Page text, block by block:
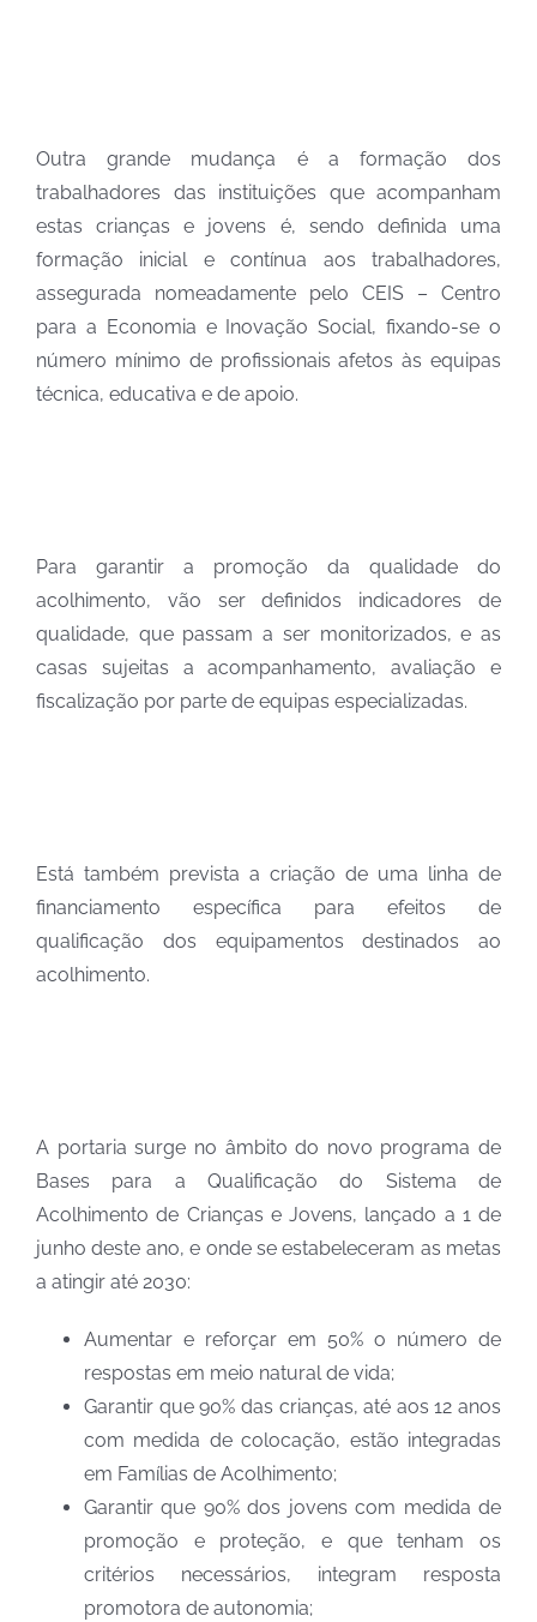
Outra grande mudança é a formação dos
trabalhadores das instituições que acompanham
estas crianças e jovens é, sendo definida uma
formação inicial e contínua aos trabalhadores,
assegurada nomeadamente pelo CEIS – Centro
para a Economia e Inovação Social, fixando-se o
número mínimo de profissionais afetos às equipas
técnica, educativa e de apoio.
Para garantir a promoção da qualidade do
acolhimento, vão ser definidos indicadores de
qualidade, que passam a ser monitorizados, e as
casas sujeitas a acompanhamento, avaliação e
fiscalização por parte de equipas especializadas.
Está também prevista a criação de uma linha de
financiamento específica para efeitos de
qualificação dos equipamentos destinados ao
acolhimento.
A portaria surge no âmbito do novo programa de
Bases para a Qualificação do Sistema de
Acolhimento de Crianças e Jovens, lançado a 1 de
junho deste ano, e onde se estabeleceram as metas
a atingir até 2030:
Aumentar e reforçar em 50% o número de
respostas em meio natural de vida;
Garantir que 90% das crianças, até aos 12 anos
com medida de colocação, estão integradas
em Famílias de Acolhimento;
Garantir que 90% dos jovens com medida de
promoção e proteção, e que tenham os
critérios necessários, integram resposta
promotora de autonomia;